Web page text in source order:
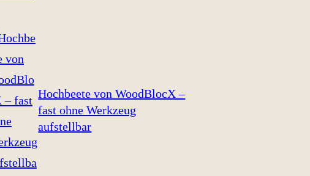
Hochbeete von WoodBlocX –
fast ohne Werkzeug
aufstellbar